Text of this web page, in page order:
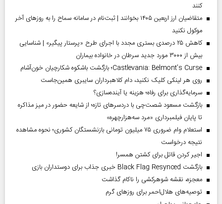
کنند
متقاضیان ارز اربعین ۱۴۰۵ بخوانند | ثبت‌نام در سامانه سماح را به روز‌های آخر
موکول نکنید
کاهش ۲۵ درصدی بستری مجدد با اجرای طرح «پرستار پیگیر» | شناسایی
بیش از ۳۰۰۰ مورد جدید سرطان در خانواده بیماران
Castlevania: Belmont’s Curse؛ بازگشت باشکوه شکارچیان خون‌آشام
روی هر لینکی کلیک نکنید، دام کلاهبرداران سایبری همین‌جاست
سرمایه‌گذاری برای رفاه؛ هزینه یا آینده‌سازی؟
بازگشت مسعود شصت‌چی با دردسر‌های تازه؛ از شایعه حضور در میز مذاکره
تا پایان فیلمبرداری «مرد سه‌هزارچهره»
استعلام وام ضروری ۷۵ میلیون تومانی بازنشستگان کشوری؛ نحوه مشاهده
نتیجه درخواست
اجیر کردن قاتل برای کشتن همسر!
بازگشت Black Flag Resynced خبری جذاب برای دوستداران بازی
معجزه، نقشه شوهرکشی را ناکام گذاشت
توصیه‌های هلال‌احمر برای روز‌های گرم